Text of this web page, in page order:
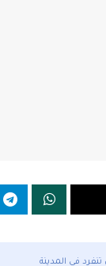
في المدينة